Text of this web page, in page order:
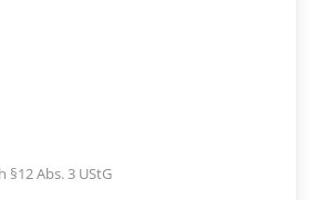
Abs. 3 UStG